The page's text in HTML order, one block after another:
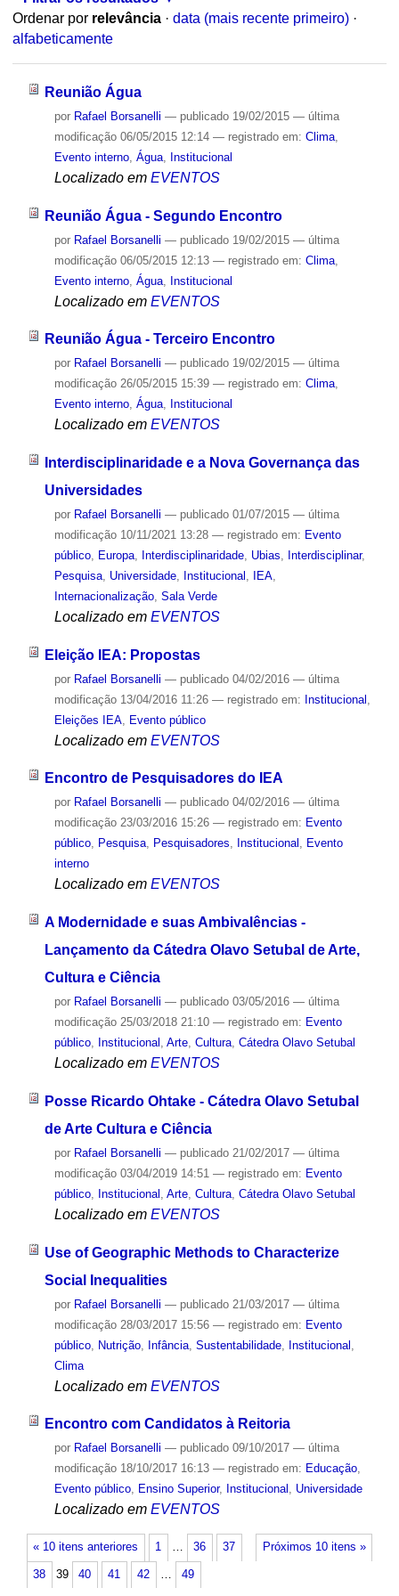
Ordenar por relevância · data (mais recente primeiro) ·
alfabeticamente
Reunião Água
por Rafael Borsanelli — publicado19/02/2015 — última
modificação06/05/2015 12:14 — registrado em: Clima,
Evento interno, Água, Institucional
Localizado em EVENTOS
Reunião Água - Segundo Encontro
por Rafael Borsanelli — publicado19/02/2015 — última
modificação06/05/2015 12:13 — registrado em: Clima,
Evento interno, Água, Institucional
Localizado em EVENTOS
Reunião Água - Terceiro Encontro
por Rafael Borsanelli — publicado19/02/2015 — última
modificação26/05/2015 15:39 — registrado em: Clima,
Evento interno, Água, Institucional
Localizado em EVENTOS
Interdisciplinaridade e a Nova Governança das
Universidades
por Rafael Borsanelli — publicado01/07/2015 — última
modificação10/11/2021 13:28 — registrado em: Evento
público, Europa, Interdisciplinaridade, Ubias, Interdisciplinar,
Pesquisa, Universidade, Institucional , IEA,
Internacionalização, Sala Verde
Localizado em EVENTOS
Eleição IEA: Propostas
por Rafael Borsanelli — publicado04/02/2016 — última
modificação13/04/2016 11:26 — registrado em: Institucional
Eleições IEA, Evento público
Localizado em EVENTOS
Encontro de Pesquisadores do IEA
por Rafael Borsanelli — publicado04/02/2016 — última
modificação23/03/2016 15:26 — registrado em: Evento
público, Pesquisa, Pesquisadores, Institucional , Evento
interno
Localizado em EVENTOS
A Modernidade e suas Ambivalências -
Lançamento da Cátedra Olavo Setubal de Arte,
Cultura e Ciência
por Rafael Borsanelli — publicado03/05/2016 — última
modificação25/03/2018 21:10 — registrado em: Evento
público, Institucional , Arte, Cultura, Cátedra Olavo Setubal
Localizado em EVENTOS
Posse Ricardo Ohtake - Cátedra Olavo Setubal
de Arte Cultura e Ciência
por Rafael Borsanelli — publicado21/02/2017 — última
modificação03/04/2019 14:51 — registrado em: Evento
público, Institucional Arte, Cultura, Cátedra Olavo Setubal
Localizado em EVENTOS
Use of Geographic Methods to Characterize
Social Inequalities
por Rafael Borsanelli — publicado21/03/2017 — última
modificação28/03/2017 15:56 — registrado em: Evento
público, Nutrição, Infância, Sustentabilidade, Institucional
Clima
Localizado em EVENTOS
Encontro com Candidatos à Reitoria
por Rafael Borsanelli — publicado09/10/2017 — última
modificação18/10/2017 16:13 — registrado em: Educação,
Evento público, Ensino Superior, Institucional , Universidade
Localizado em EVENTOS
« 10 itens anteriores Próximos 10 itens »
1 … 36 37
38 39 40 41 42 … 49